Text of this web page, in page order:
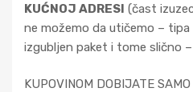
KUĆNOJ ADRESI (čast
ne možemo da utičemo – tipa
izgubljen paket i tome slično
KUPOVINOM DOBIJATE